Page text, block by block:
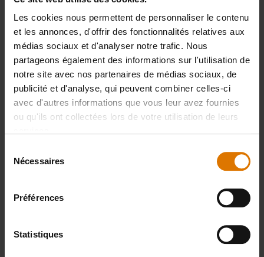
Les cookies nous permettent de personnaliser le contenu
et les annonces, d'offrir des fonctionnalités relatives aux
médias sociaux et d'analyser notre trafic. Nous
partageons également des informations sur l'utilisation de
notre site avec nos partenaires de médias sociaux, de
publicité et d'analyse, qui peuvent combiner celles-ci
avec d'autres informations que vous leur avez fournies
ou qu'ils ont collectées lors de votre utilisation de leurs
Nécessaires
Préférences
Statistiques
Préparons-nous
Accessoires
recommandés